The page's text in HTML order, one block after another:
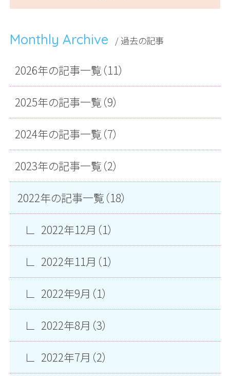
Monthly Archive / 過去の記事
2026年の記事一覧（11）
2025年の記事一覧（9）
2024年の記事一覧（7）
2023年の記事一覧（2）
2022年の記事一覧（18）
2022年12月（1）
2022年11月（1）
2022年9月（1）
2022年8月（3）
2022年7月（2）